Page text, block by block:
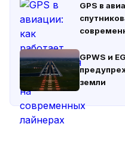
GPS в
GPWS и
земли